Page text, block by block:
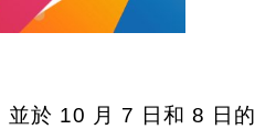
並於 10 月 7 日和 8 日的